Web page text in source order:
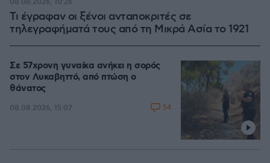
Τι έγραφαν οι ξένοι ανταποκριτές σε
τηλεγραφήματά τους από τη Μικρά Ασία το 1921
08.08.2026, 10:26
Σε 57χρονη γυναίκα ανήκει η σορός
στον Λυκαβηττό, από πτώση ο
θάνατος
08.08.2026, 15:07 54